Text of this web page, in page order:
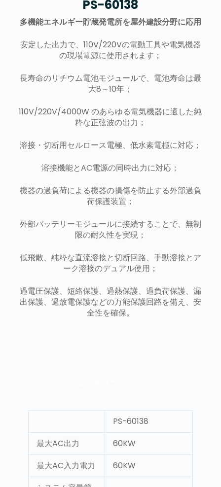
PS-60138
多機能エネルギー貯蔵発電所を屋外建設分野に応用
安定した出力で、110V/220Vの電動工具や電気機器
の現場電源に使用されます；
長寿命のリチウム電池モジュールで、電池寿命は最
大8～10年；
110V/220V/4000W のあらゆる電気機器に適した純
粋な正弦波の出力；
溶接・切断用セルロース電極、低水素電極に対応；
溶接機能とAC電源の同時出力に対応；
機器の過負荷による機器の損傷を防止する外部過負
荷保護装置；
外部バッテリーモジュールに接続することで、無制
限の耐久性を実現；
低飛散、純粋な直流溶接と切断回路、手動溶接とア
ーク溶接のデュアル使用；
過電圧保護、短絡保護、過熱保護、過負荷保護、漏
出保護、過放電保護などの万能保護回路を備え、安
全性を確保。
PS-60138
最大AC出力
60KW
最大AC入力電力
60KW